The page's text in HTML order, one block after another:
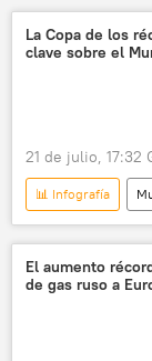
La Copa de los
clave sobre el
21 de julio, 17:32
📊 Infografía
Copa Mundial de
⚽ Deportes
El aumento
de gas ruso a